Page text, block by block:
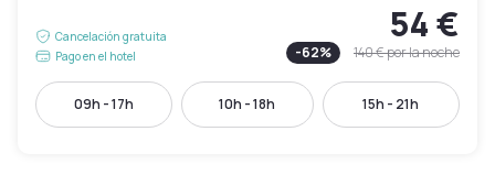
Cancelación gratuita
Pago en el hotel
54 €
-62% 140 €por la noche
09h - 17h 10h - 18h 15h - 21h